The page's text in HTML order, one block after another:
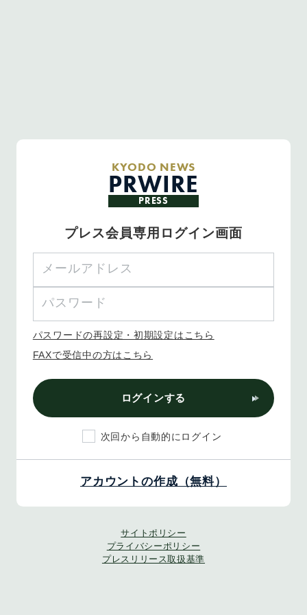
KYODO NEWS
PRWIRE
PRESS
プレス会員専用ログイン画面
パスワードの再設定・初期設定はこちら
FAXで受信中の方はこちら
ログインする
次回から自動的にログイン
アカウントの作成（無料）
サイトポリシー
プライバシーポリシー
プレスリリース取扱基準